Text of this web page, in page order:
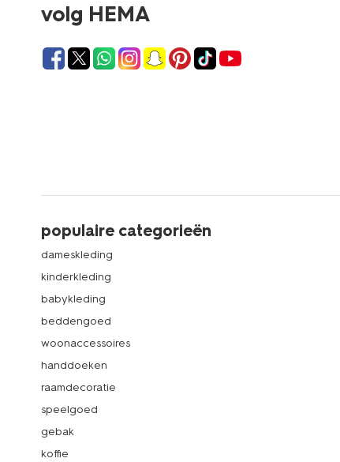
volg HEMA
populaire categorieën
dameskleding
kinderkleding
babykleding
beddengoed
woonaccessoires
handdoeken
raamdecoratie
speelgoed
gebak
koffie